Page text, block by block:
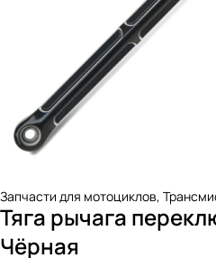
Запчасти для мотоциклов,
Тяга рычага
Чёрная